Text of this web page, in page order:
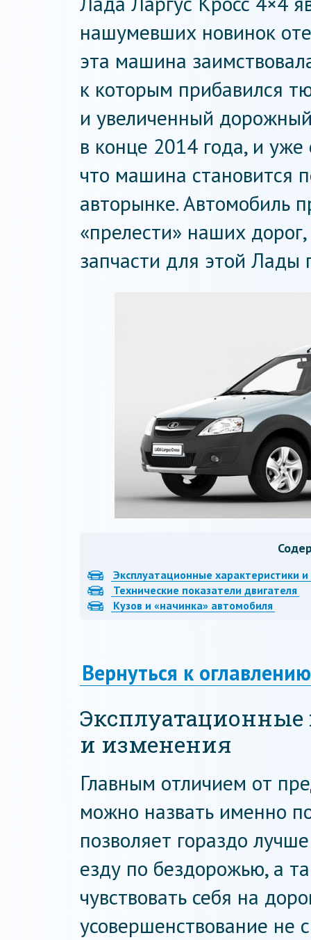
нашумевших новинок
эта машина
к которым прибавился
и увеличенный
в конце 2014 года, и
что машина становится
авторынке. Автомобиль
«прелести» наших
запчасти для этой Лады
Эксплуатационные характеристики
Технические показатели двигателя
Кузов и «начинка» автомобиля
Вернуться к оглавлению
Эксплуатационные
и изменения
Главным отличием от
можно назвать именно
позволяет гораздо
езду по бездорожью, а
чувствовать себя на
усовершенствование не